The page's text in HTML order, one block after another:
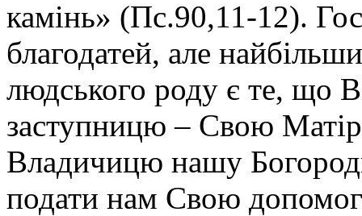
камінь» (Пс.90,11-12).
благодатей, але
людського роду є те, що
заступницю – Свою
Владичицю нашу
подати нам Свою